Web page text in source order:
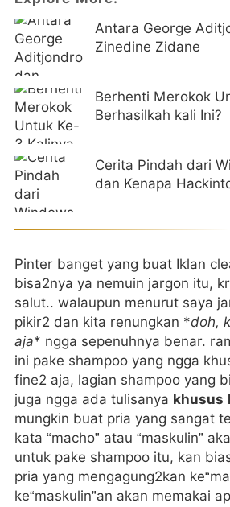
Antara George
Zinedine Zidane
Berhenti Merokok
Berhasilkah kali Ini?
Cerita Pindah dari
dan Kenapa
Pinter banget yang buat Iklan
bisa2nya ya nemuin jargon itu,
salut.. walaupun menurut saya
pikir2 dan kita renungkan *doh,
aja* ngga sepenuhnya benar.
ini pake shampoo yang ngga
fine2 aja, lagian shampoo yang
juga ngga ada tulisanya khusus
mungkin buat pria yang sangat
kata “macho” atau “maskulin”
untuk pake shampoo itu, kan
pria yang mengagung2kan
ke“maskulin”an akan memakai